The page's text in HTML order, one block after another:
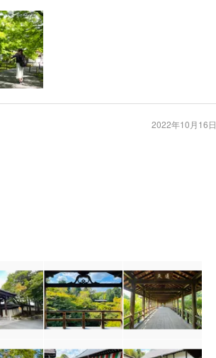
2022年10月16日